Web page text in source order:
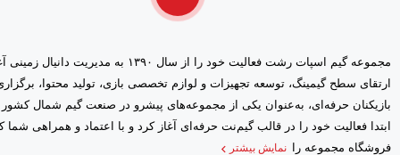
تقریباً از هر شیء و وسیله‌ای در مرکز خرید برای دفاع از خود و مبارزه با
به بازی جذابیت و تنوع بالایی بخشیده است. ترکیب‌های خلاقانه
مجموعه گیم اسپات رشت فعالیت خود را از سال
ارتقای سطح گیمینگ، توسعه تجهیزات و لوازم تخصصی بازی، تولید محتوا،
بازیکنان حرفه‌ای، به‌عنوان یکی از مجموعه‌های پیشرو در صنعت گیم شمال
فروشگاه مجموعه را نمایش بیشتر